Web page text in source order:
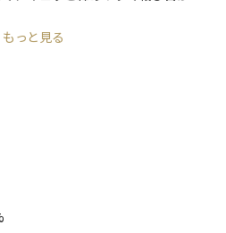
ビジネスからパーティーシーンま
トフォンなどの環境により、製品
る場合がございます。
って記載しておりますが、若干の
す。
もっと見る